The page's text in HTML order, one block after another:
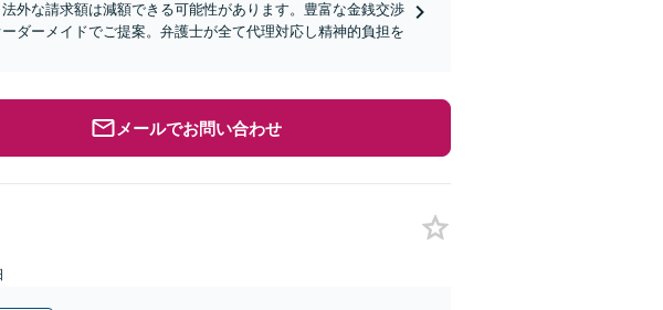
外な請求額は減額できる可能性があります。豊富な金銭交渉
ダーメイドでご提案。弁護士が全て代理対応し精神的負担を
メールでお問い合わせ